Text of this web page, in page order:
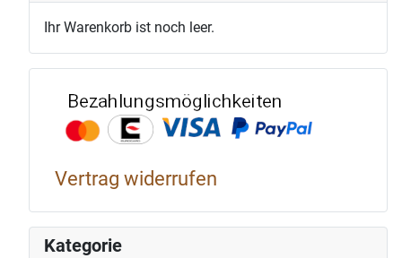
Ihr Warenkorb ist noch leer.
Vertrag widerrufen
Kategorie